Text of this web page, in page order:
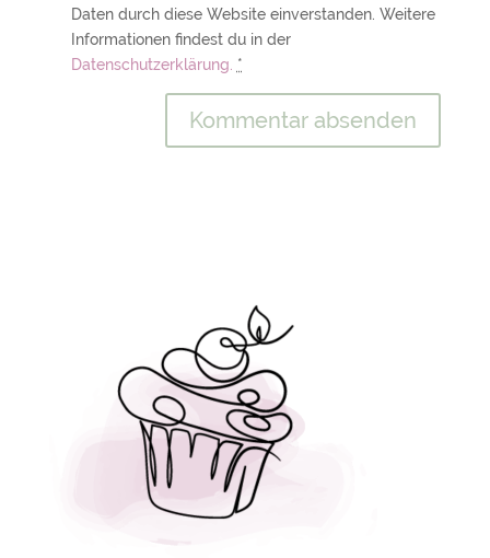
Daten durch diese Website einverstanden. Weitere
Informationen findest du in der
Datenschutzerklärung. *